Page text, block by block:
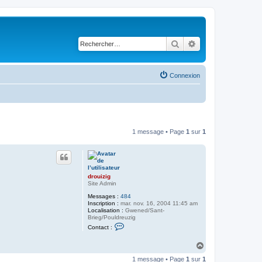
Rechercher
Connexion
1 message • Page 1 sur 1
drouizig
Site Admin
Messages : 484
Inscription : mar. nov. 16, 2004 11:45 am
Localisation : Gwened/Sant-
Brieg/Pouldreuzig
Contact :
1 message • Page 1 sur 1